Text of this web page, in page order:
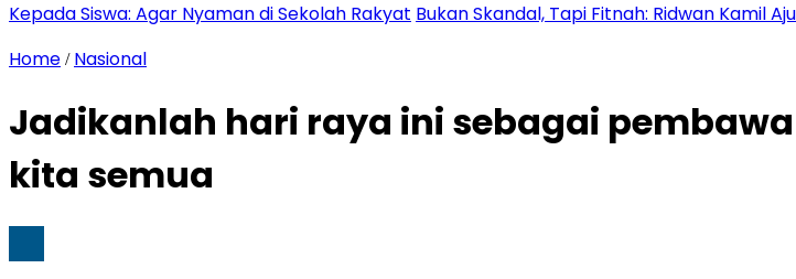
Kepada Siswa: Agar Nyaman di Sekolah Rakyat Bukan Skandal, Tapi Fitnah: Ridwan Kamil
Home / Nasional
Jadikanlah hari raya ini sebagai
kita semua